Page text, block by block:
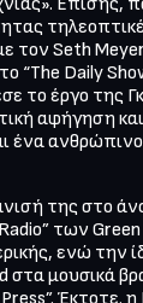
τον Seth
“The Daily
το έργο της
αφήγηση
ένα
της στο
των
ενώ την
μουσικά